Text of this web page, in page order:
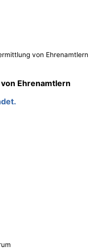
von Ehrenamtlern
Ehrenamtlern